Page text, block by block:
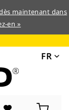
maintenant dans
en »
FR